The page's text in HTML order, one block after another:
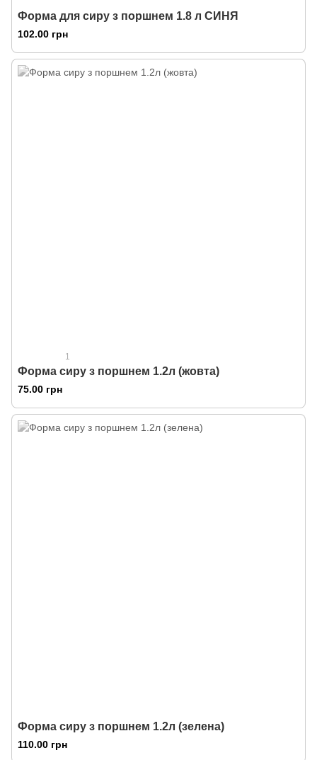
Форма для сиру з поршнем 1.8 л СИНЯ
102.00 грн
1
Форма сиру з поршнем 1.2л (жовта)
75.00 грн
Форма сиру з поршнем 1.2л (зелена)
110.00 грн